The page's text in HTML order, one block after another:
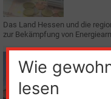
Wie
lesen
Das Land Hessen und die
zur Bekämpfung von
E&M